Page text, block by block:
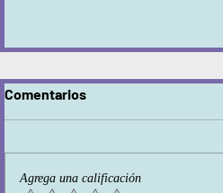
Comentarios
Agrega una calificación